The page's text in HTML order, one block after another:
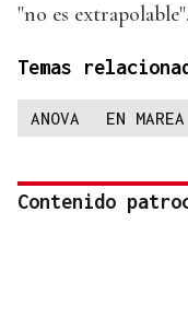
"no es extrapolable".
Temas
ANOVA EN MAREA
Contenido